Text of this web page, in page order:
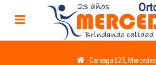
Careaga 625, Mercedes